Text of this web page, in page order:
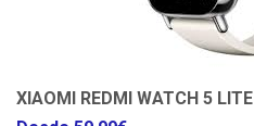
XIAOMI REDMI WATCH 5 LITE